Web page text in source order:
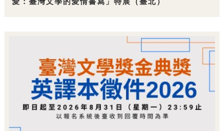
愛：臺灣文學的愛情書寫」特展（臺北）